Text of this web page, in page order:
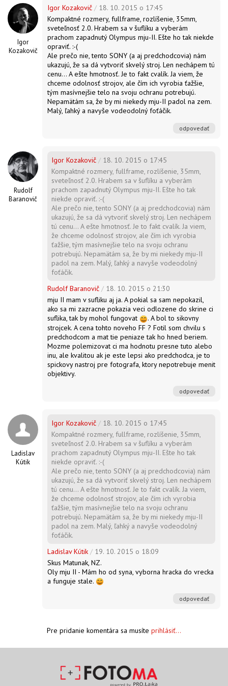
Igor
Kozakovič
Igor Kozakovič / 18. 10. 2015 o 17:45
Kompaktné rozmery, fullframe, rozlíšenie, 35mm,
sveteľnosť 2.0. Hrabem sa v šuflíku a vyberám
prachom zapadnutý Olympus mju-II. Ešte ho tak niekde
opraviť. :-(
Ale prečo nie, tento SONY (a aj predchodcovia) nám
ukazujú, že sa dá vytvoriť skvelý stroj. Len nechápem tú
cenu... A ešte hmotnosť. Je to fakt cvalík. Ja viem, že
chceme odolnosť strojov, ale čím ich vyrobia ťažšie,
tým masívnejšie telo na svoju ochranu potrebujú.
Nepamätám sa, že by mi niekedy mju-II padol na zem.
Malý, ľahký a navyše vodeodolný foťáčik.
odpovedať
Rudolf
Baranovič
Igor Kozakovič / 18. 10. 2015 o 17:45
Kompaktné rozmery, fullframe, rozlíšenie, 35mm,
sveteľnosť 2.0. Hrabem sa v šuflíku a vyberám
prachom zapadnutý Olympus mju-II. Ešte ho tak
niekde opraviť. :-(
Ale prečo nie, tento SONY (a aj predchodcovia) nám
ukazujú, že sa dá vytvoriť skvelý stroj. Len nechápem
tú cenu... A ešte hmotnosť. Je to fakt cvalík. Ja viem,
že chceme odolnosť strojov, ale čím ich vyrobia
ťažšie, tým masívnejšie telo na svoju ochranu
potrebujú. Nepamätám sa, že by mi niekedy mju-II
padol na zem. Malý, ľahký a navyše vodeodolný
foťáčik.
Rudolf Baranovič / 18. 10. 2015 o 21:30
mju II mam v sufliku aj ja. A pokial sa sam nepokazil,
ako sa mi zazracne pokazia veci odlozene do skrine ci
suflika, tak by mohol fungovat
. A bol to sikovny
strojcek. A cena tohto noveho FF ? Fotil som chvilu s
predchodcom a mat tie peniaze tak ho hned beriem.
Mozme polemizovat ci ma hodnotu presne tuto alebo
inu, ale kvalitou ak je este lepsi ako predchodca, je to
spickovy nastroj pre fotografa, ktory nepotrebuje menit
objektivy.
odpovedať
Ladislav
Kútik
Igor Kozakovič / 18. 10. 2015 o 17:45
Kompaktné rozmery, fullframe, rozlíšenie, 35mm,
sveteľnosť 2.0. Hrabem sa v šuflíku a vyberám
prachom zapadnutý Olympus mju-II. Ešte ho tak
niekde opraviť. :-(
Ale prečo nie, tento SONY (a aj predchodcovia) nám
ukazujú, že sa dá vytvoriť skvelý stroj. Len nechápem
tú cenu... A ešte hmotnosť. Je to fakt cvalík. Ja viem,
že chceme odolnosť strojov, ale čím ich vyrobia
ťažšie, tým masívnejšie telo na svoju ochranu
potrebujú. Nepamätám sa, že by mi niekedy mju-II
padol na zem. Malý, ľahký a navyše vodeodolný
foťáčik.
Ladislav Kútik / 19. 10. 2015 o 18:09
Skus Matunak, NZ.
Oly mju II - Mám ho od syna, vyborna hracka do vrecka
a funguje stale.
odpovedať
Pre pridanie komentára sa musíte prihlásiť...